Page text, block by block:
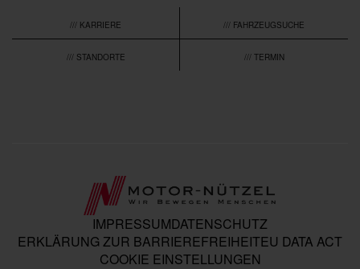
/// KARRIERE /// FAHRZEUGSUCHE
/// STANDORTE /// TERMIN
IMPRESSUMDATENSCHUTZ
ERKLÄRUNG ZUR BARRIEREFREIHEITEU DATA ACT
COOKIE EINSTELLUNGEN